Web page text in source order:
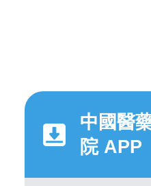
中國醫
院 APP